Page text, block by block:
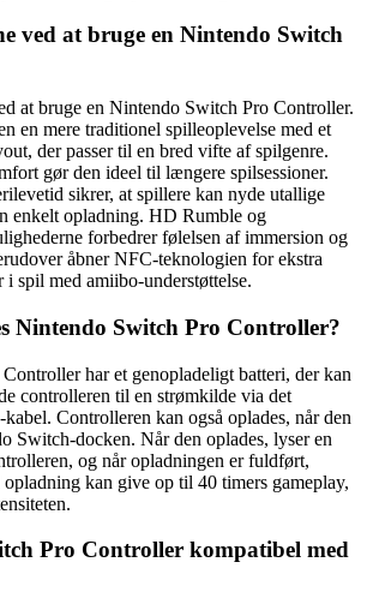
ved at bruge en Nintendo Switch
at bruge en Nintendo Switch Pro Controller.
en mere traditionel spilleoplevelse med et
der passer til en bred vifte af spilgenre.
gør den ideel til længere spilsessioner.
sikrer, at spillere kan nyde utallige
enkelt opladning. HD Rumble og
forbedrer følelsen af ​​immersion og
åbner NFC-teknologien for ekstra
spil med amiibo-understøttelse.
Nintendo Switch Pro Controller?
har et genopladeligt batteri, der kan
controlleren til en strømkilde via det
Controlleren kan også oplades, når den
Switch-docken. Når den oplades, lyser en
og når opladningen er fuldført,
kan give op til 40 timers gameplay,
Pro Controller kompatibel med